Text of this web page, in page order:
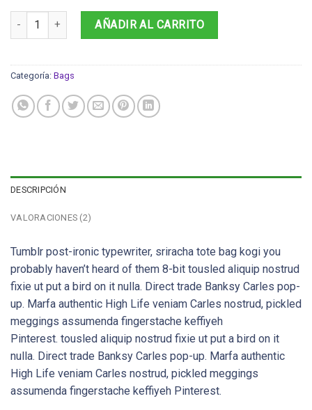
Daisy Bag Sonia by Sonia Rykiel cantidad
AÑADIR AL CARRITO
Categoría: Bags
DESCRIPCIÓN
VALORACIONES (2)
Tumblr post-ironic typewriter, sriracha tote bag kogi you
probably haven’t heard of them 8-bit tousled aliquip nostrud
fixie ut put a bird on it nulla. Direct trade Banksy Carles pop-
up. Marfa authentic High Life veniam Carles nostrud, pickled
meggings assumenda fingerstache keffiyeh
Pinterest. tousled aliquip nostrud fixie ut put a bird on it
nulla. Direct trade Banksy Carles pop-up. Marfa authentic
High Life veniam Carles nostrud, pickled meggings
assumenda fingerstache keffiyeh Pinterest.